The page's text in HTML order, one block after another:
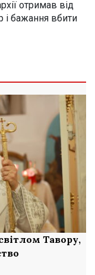
отримав від
і бажання вбити
Тавору,